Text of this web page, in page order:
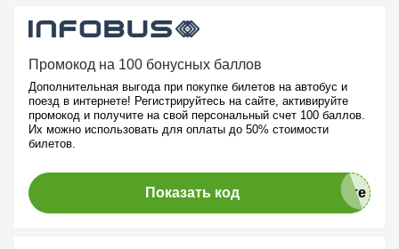
Промокод на 100 бонусных баллов
Дополнительная выгода при покупке билетов на автобус и
поезд в интернете! Регистрируйтесь на сайте, активируйте
промокод и получите на свой персональный счет 100 баллов.
Их можно использовать для оплаты до 50% стоимости
билетов.
Показать код